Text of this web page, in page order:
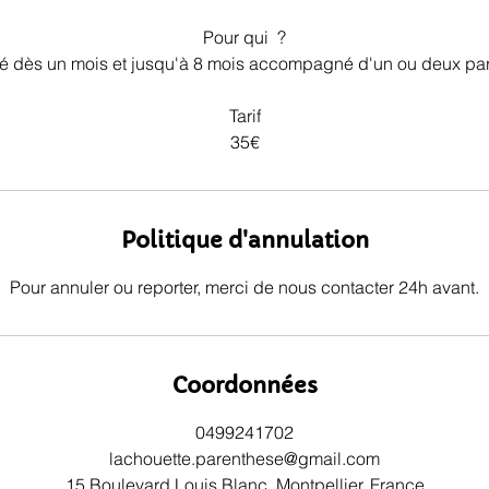
Pour qui ?
dès un mois et jusqu'à 8 mois accompagné d'un ou deux
Tarif
35€
Politique d'annulation
Pour annuler ou reporter, merci de nous contacter 24h avant.
Coordonnées
0499241702
lachouette.parenthese@gmail.com
15 Boulevard Louis Blanc, Montpellier, France